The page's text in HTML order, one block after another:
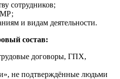
сотрудников;
и видам деятельности.
состав:
договоры, ГПХ,
не подтверждённые людьми